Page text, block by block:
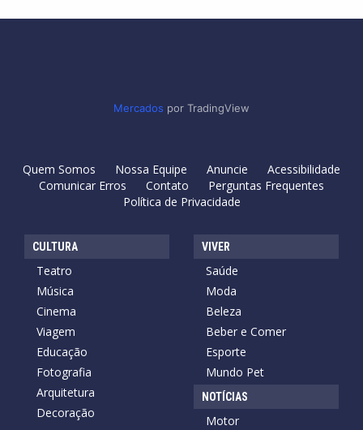
Mercados por TradingView
Quem Somos Nossa Equipe Anuncie
Acessibilidade
Comunicar Erros
Contato
Perguntas Frequentes
Política de Privacidade
CULTURA
Teatro
Música
Cinema
Viagem
Educação
Fotografia
Arquitetura
Decoração
VIVER
Saúde
Moda
Beleza
Beber e Comer
Esporte
Mundo Pet
NOTÍCIAS
Motor